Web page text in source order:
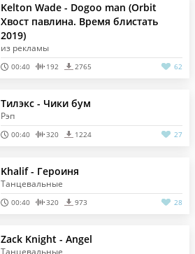
Kelton Wade - Dogoo man (Orbit
Хвост павлина. Время блистать
2019)
из рекламы
00:40 192 2765 62
Тилэкс - Чики бум
Рэп
00:40 320 1224 27
Khalif - Героиня
Танцевальные
00:40 320 973 28
Zack Knight - Angel
Танцевальные